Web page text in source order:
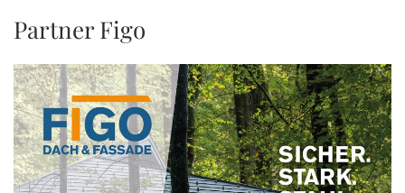
Partner Figo